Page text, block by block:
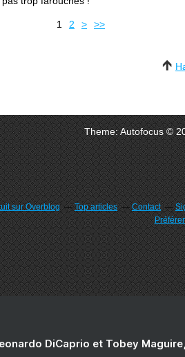
1 2 > >>
Theme: Autofocus ©
sur Overblog Top articles Contact
DiCaprio et Tobey